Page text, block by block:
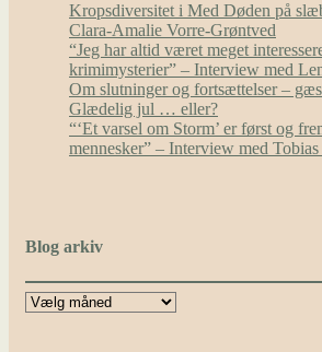
Kropsdiversitet i Med Døden på
Clara-Amalie Vorre-Grøntved
“Jeg har altid været meget
krimimysterier” – Interview med
Om slutninger og fortsættelser –
Glædelig jul … eller?
“‘Et varsel om Storm’ er først og
mennesker” – Interview med
Blog arkiv